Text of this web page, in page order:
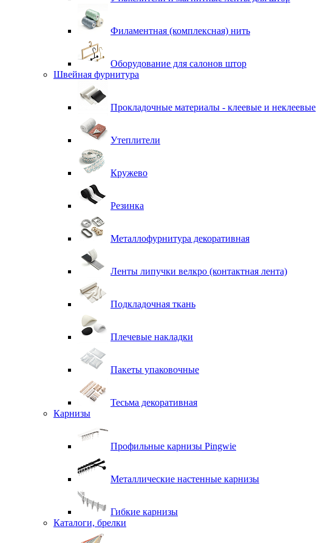
Филаментная (комплексная) нить
Оборудование для салонов штор
Швейная фурнитура
Прокладочные материалы - клеевые и неклеевые
Утеплители
Кружево
Резинка
Металлофурнитура декоративная
Ленты липучки велкро (контактная лента)
Подкладочная ткань
Плечевые накладки
Пакеты упаковочные
Тесьма декоративная
Карнизы
Профильные карнизы Pingwie
Металлические настенные карнизы
Гибкие карнизы
Каталоги, брелки